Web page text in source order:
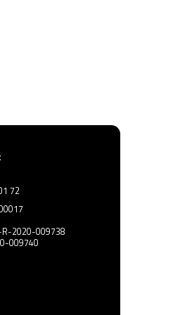
72
R-2020-009738
009740